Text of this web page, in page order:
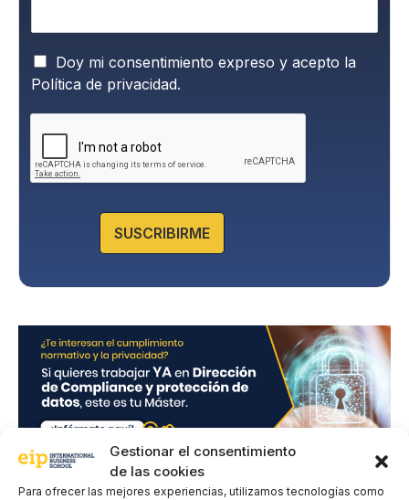
Gestionar el consentimiento
de las cookies
Para ofrecer las mejores experiencias, utilizamos tecnologías como
P
o
í
c
a
*
Doy mi consentimiento expreso y acepto la
Política de privacidad.
SUSCRIBIRME